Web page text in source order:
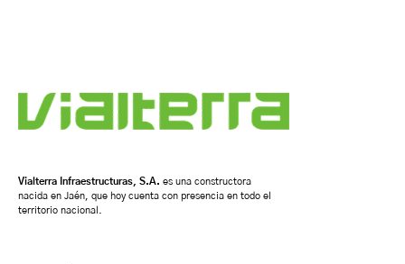
Vialterra Infraestructuras, S.A. es una constructora
nacida en Jaén, que hoy cuenta con presencia en todo el
territorio nacional.